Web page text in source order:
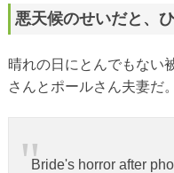
悪天候のせいだと、
晴れの日にとんでもない
さんとポールさん夫妻だ。
Bride's horror after